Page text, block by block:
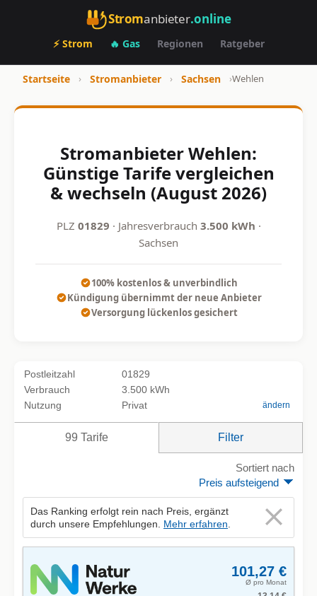
Stromanbieter.online
⚡ Strom 🔥 Gas Regionen Ratgeber
Startseite › Stromanbieter › Sachsen ›Wehlen
Stromanbieter Wehlen:
Günstige Tarife vergleichen
& wechseln (August 2026)
PLZ 01829 · Jahresverbrauch 3.500 kWh ·
Sachsen
100% kostenlos & unverbindlich
Kündigung übernimmt der neue Anbieter
Versorgung lückenlos gesichert